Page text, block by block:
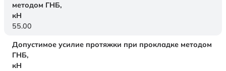
методом ГНБ,
кН
55.00
Допустимое усилие протяжки при прокладке методом
ГНБ,
кН